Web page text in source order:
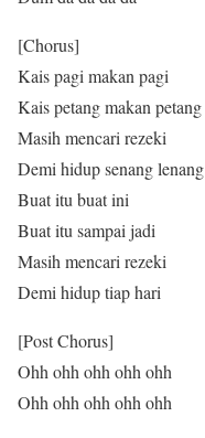
[Chorus]
Kais pagi makan pagi
Kais petang makan petang
Masih mencari rezeki
Demi hidup senang lenang
Buat itu buat ini
Buat itu sampai jadi
Masih mencari rezeki
Demi hidup tiap hari
[Post Chorus]
Ohh ohh ohh ohh ohh
Ohh ohh ohh ohh ohh